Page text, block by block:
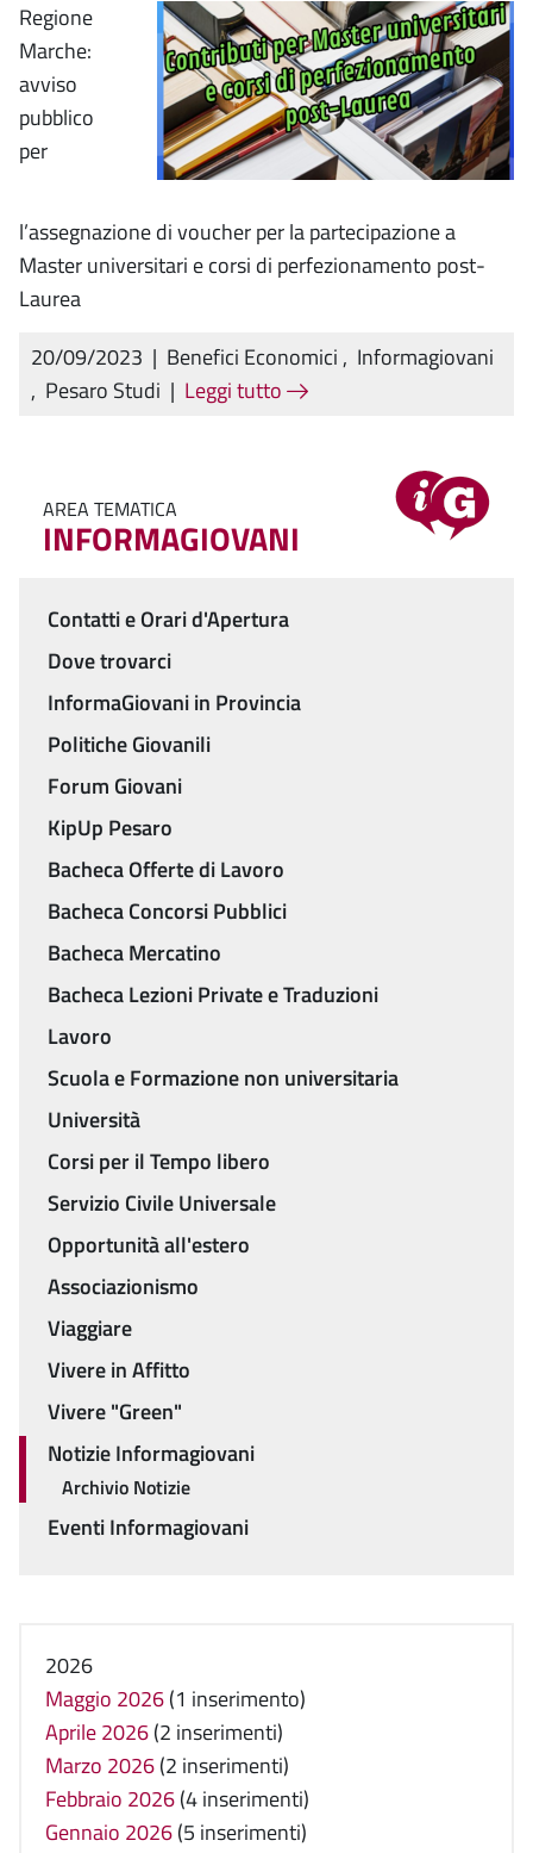
Regione
Marche:
avviso
pubblico
per
l’assegnazione di voucher per la partecipazione a
Master universitari e corsi di perfezionamento post-
Laurea
20/09/2023 | Benefici Economici , Informagiovani
, Pesaro Studi | Leggi tutto
AREA TEMATICA
INFORMAGIOVANI
Menu
Contatti e Orari d'Apertura
Dove trovarci
InformaGiovani in Provincia
Politiche Giovanili
Forum Giovani
KipUp Pesaro
Bacheca Offerte di Lavoro
Bacheca Concorsi Pubblici
Bacheca Mercatino
Bacheca Lezioni Private e Traduzioni
Lavoro
Scuola e Formazione non universitaria
Università
Corsi per il Tempo libero
Servizio Civile Universale
Opportunità all'estero
Associazionismo
Viaggiare
Vivere in Affitto
Vivere "Green"
Notizie Informagiovani
Archivio Notizie
Eventi Informagiovani
2026
Maggio 2026(1 inserimento)
Aprile 2026(2 inserimenti)
Marzo 2026(2 inserimenti)
Febbraio 2026(4 inserimenti)
Gennaio 2026(5 inserimenti)